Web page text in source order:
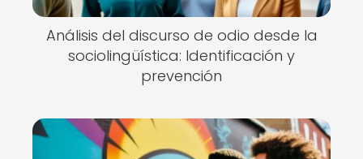
Análisis del discurso de odio desde la
sociolingüística: Identificación y
prevención